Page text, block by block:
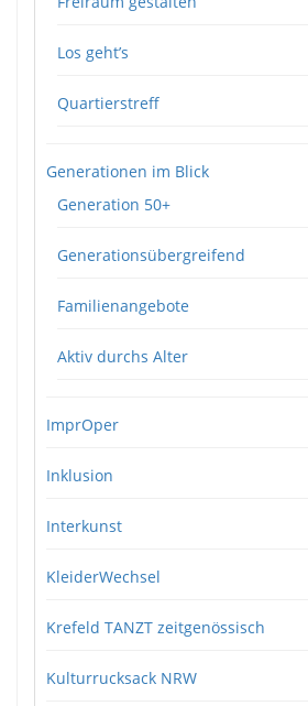
Los geht’s
Quartierstreff
Generationen im Blick
Generation 50+
Generationsübergreifend
Familienangebote
Aktiv durchs Alter
ImprOper
Inklusion
Interkunst
KleiderWechsel
Krefeld TANZT zeitgenössisch
Kulturrucksack NRW